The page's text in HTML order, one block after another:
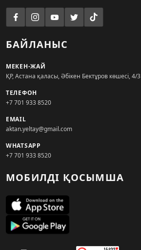
БАЙЛАНЫС
МЕКЕН-ЖАЙ
ҚР, Астана қаласы, Әбікен Бектұров көшесі, 4/3
ТЕЛЕФОН
+7 701 933 8520
EMAIL
aktan.yeltay@gmail.com
WHATSAPP
+7 701 933 8520
МОБИЛДІ ҚОСЫМША